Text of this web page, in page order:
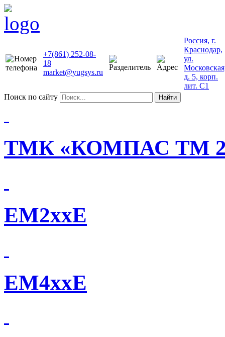
+7(861) 252-08-
18
market@yugsys.ru
Россия, г.
Краснодар,
ул.
д. 5, корп.
лит. С1
Поиск по сайту
Найти
ТМК «КОМПАС ТМ
EM2xxE
EM4xxE